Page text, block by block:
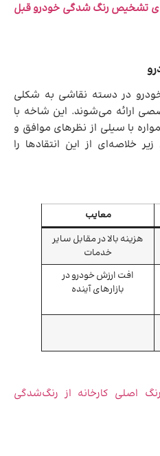
برای تشخیص رنگ شدگی خودرو قبل
در دسته نقاشی به شکلی
ارائه می‌شوند. این شاخه با
با سیلی از نظرهای موافق و
خلاصه‌ای از این انتقادها را
معایب
هزینه بالا در مقابل سایر
خدمات
افت ارزش خودرو در
بازارهای آینده
اصلی کارخانه از رنگ‌شدگی